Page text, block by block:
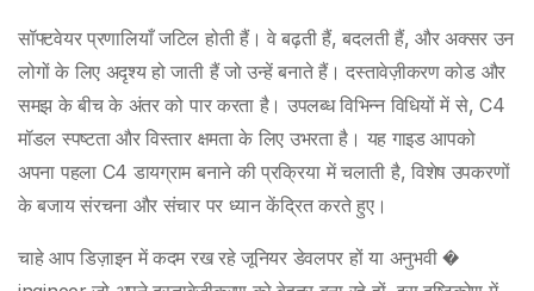
गाइड
सॉफ्टवेयर प्रणालियाँ जटिल होती हैं। वे बढ़ती हैं, बदलती हैं, और अक्सर उन
लोगों के लिए अदृश्य हो जाती हैं जो उन्हें बनाते हैं। दस्तावेज़ीकरण कोड और
समझ के बीच के अंतर को पार करता है। उपलब्ध विभिन्न विधियों में से, C4
मॉडल स्पष्टता और विस्तार क्षमता के लिए उभरता है। यह गाइड आपको
अपना पहला C4 डायग्राम बनाने की प्रक्रिया में चलाती है, विशेष उपकरणों
के बजाय संरचना और संचार पर ध्यान केंद्रित करते हुए।
चाहे आप डिज़ाइन में कदम रख रहे जूनियर डेवलपर हों या अनुभवी �